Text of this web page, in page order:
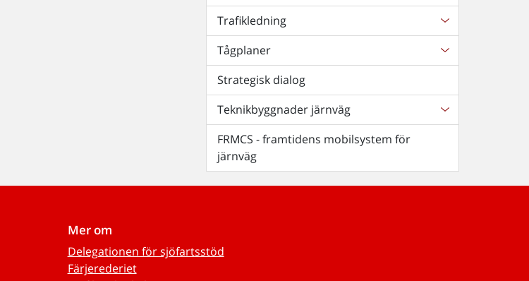
Trafikledning
Tågplaner
Strategisk dialog
Teknikbyggnader järnväg
FRMCS - framtidens mobilsystem för
järnväg
Mer om
Delegationen för sjöfartsstöd
Färjerederiet